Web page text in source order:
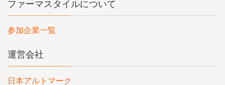
ファーマスタイルについて
参加企業一覧
運営会社
日本アルトマーク